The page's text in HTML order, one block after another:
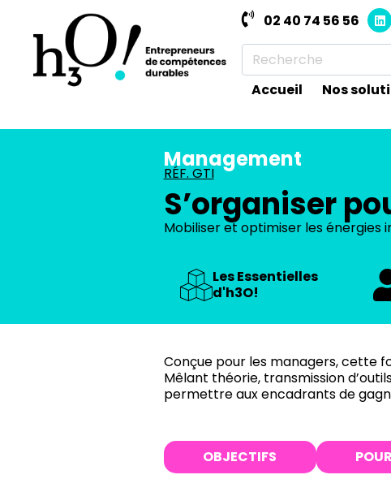
02 40 74 56 56
Accueil Nos
Management
RÉF. GTI
S’organiser
Mobiliser et optimiser les énergies
Les Essentielles
d'h3O!
Conçue pour les managers, cette
Mêlant théorie, transmission
permettre aux encadrants de
OBJECTIFS